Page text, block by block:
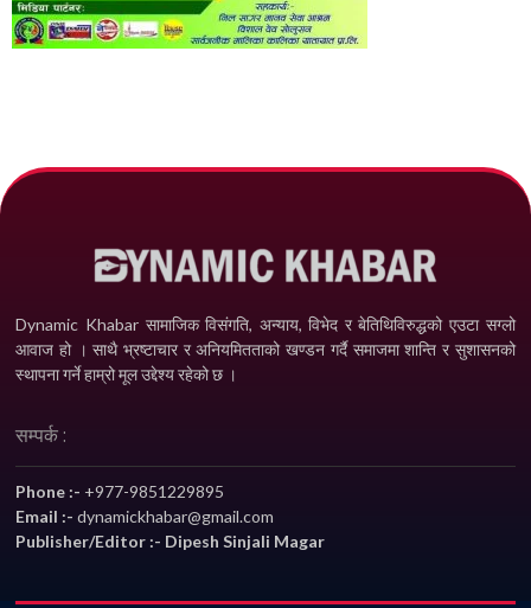
Dynamic Khabar सामाजिक विसंगति, अन्याय, विभेद­ र बेतिथिविरुद्धको एउटा सग्लो
आवाज हो । साथै भ्रष्टाचार र अनियमितताको खण्डन गर्दै समाजमा शान्ति र सुशासनको
स्थापना गर्ने हाम्रो मूल उद्देश्य रहेको छ ।
सम्पर्क :
Phone :- +977-9851229895
Email :-dynamickhabar@gmail.com
Publisher/Editor :- Dipesh Sinjali Magar